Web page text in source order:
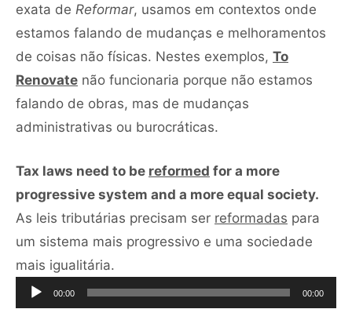
exata de Reformar, usamos em contextos onde
estamos falando de mudanças e melhoramentos
de coisas não físicas. Nestes exemplos, To
Renovate não funcionaria porque não estamos
falando de obras, mas de mudanças
administrativas ou burocráticas.
Tax laws need to be reformed for a more
progressive system and a more equal society.
As leis tributárias precisam ser reformadas para
um sistema mais progressivo e uma sociedade
mais igualitária.
de
áudio
00:00 00:00